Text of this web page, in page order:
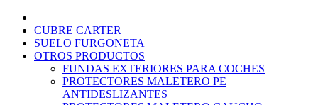
CUBRE CARTER
SUELO FURGONETA
OTROS PRODUCTOS
FUNDAS EXTERIORES PARA COCHES
PROTECTORES MALETERO PE
ANTIDESLIZANTES